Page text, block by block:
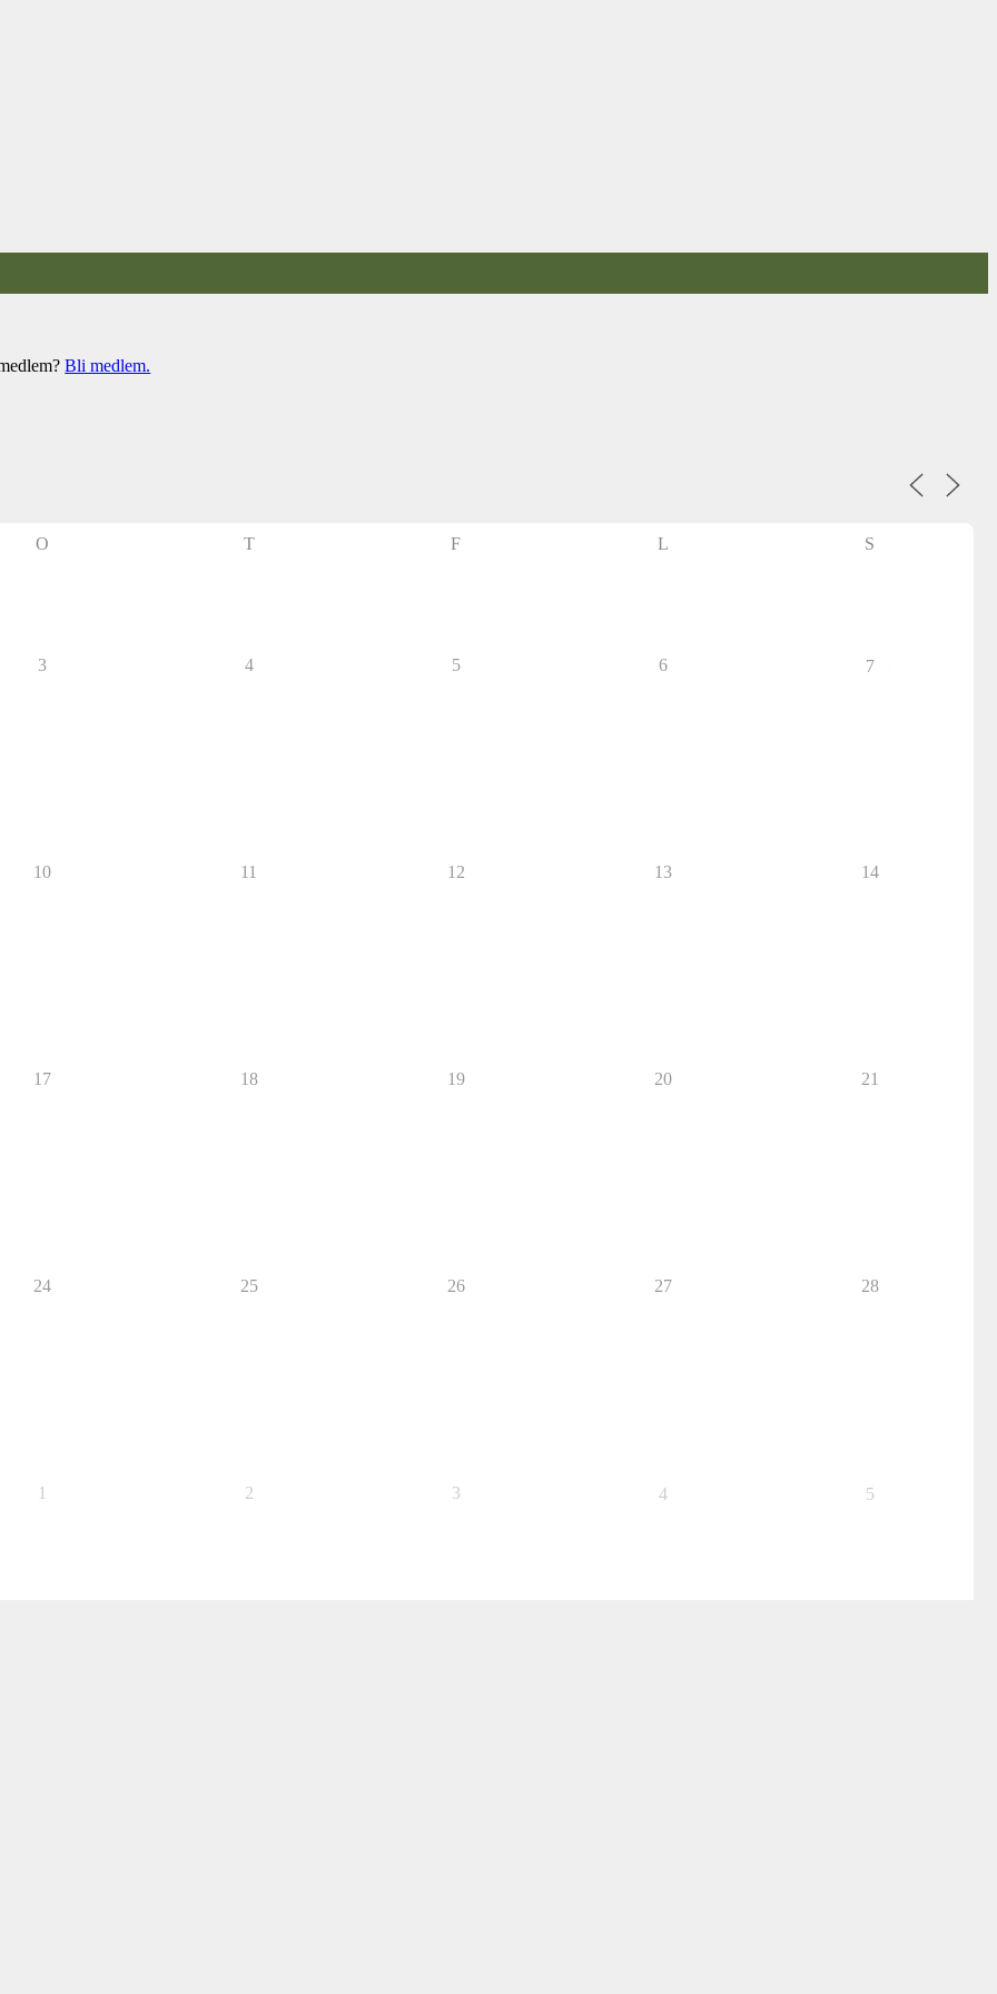
Bli medlem.
O T F L S
3 4 5 6 7
10 11 12 13 14
17 18 19 20 21
24 25 26 27 28
1 2 3 4 5